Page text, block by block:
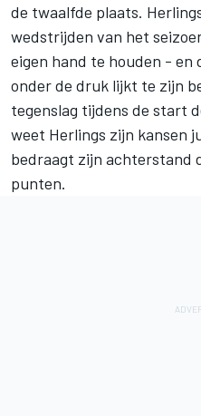
de twaalfde plaats.
wedstrijden van het
eigen hand te houden - en
onder de druk lijkt te zijn
tegenslag tijdens de start
weet Herlings zijn kansen
bedraagt zijn achterstand
punten.